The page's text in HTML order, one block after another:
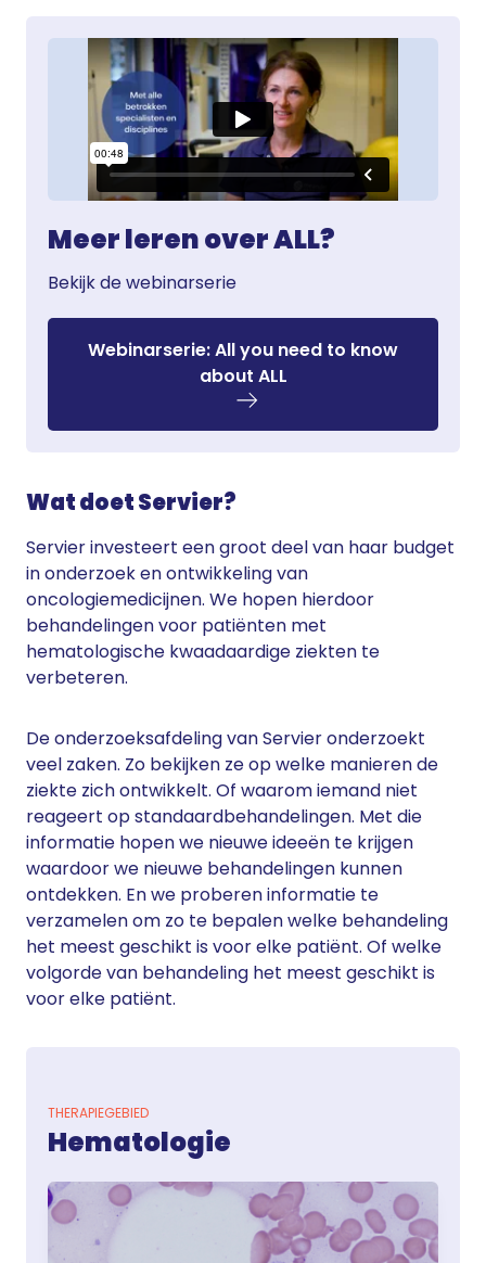
Meer leren over ALL?
Bekijk de webinarserie
Webinarserie: All you need to know
about ALL
Wat doet Servier?
Servier investeert een groot deel van haar budget
in onderzoek en ontwikkeling van
oncologiemedicijnen. We hopen hierdoor
behandelingen voor patiënten met
hematologische kwaadaardige ziekten te
verbeteren.
De onderzoeksafdeling van Servier onderzoekt
veel zaken. Zo bekijken ze op welke manieren de
ziekte zich ontwikkelt. Of waarom iemand niet
reageert op standaardbehandelingen. Met die
informatie hopen we nieuwe ideeën te krijgen
waardoor we nieuwe behandelingen kunnen
ontdekken. En we proberen informatie te
verzamelen om zo te bepalen welke behandeling
het meest geschikt is voor elke patiënt. Of welke
volgorde van behandeling het meest geschikt is
voor elke patiënt.
THERAPIEGEBIED
Hematologie